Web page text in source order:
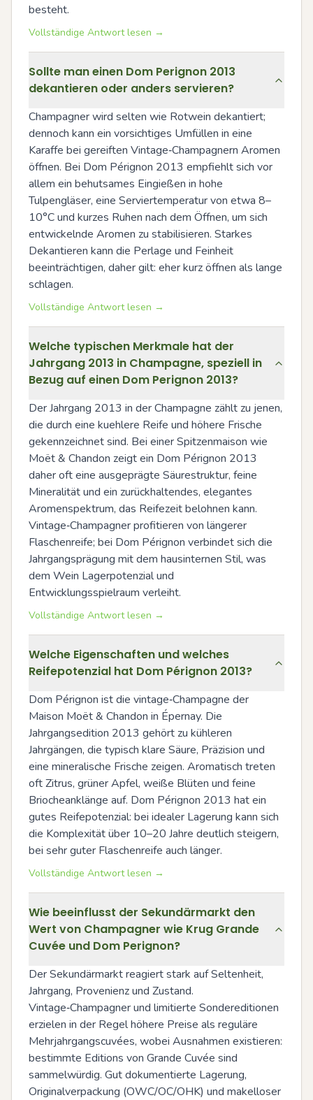
besteht.
Vollständige Antwort lesen →
Sollte man einen Dom Perignon 2013
dekantieren oder anders servieren?
Champagner wird selten wie Rotwein dekantiert;
dennoch kann ein vorsichtiges Umfüllen in eine
Karaffe bei gereiften Vintage‑Champagnern Aromen
öffnen. Bei Dom Pérignon 2013 empfiehlt sich vor
allem ein behutsames Eingießen in hohe
Tulpengläser, eine Serviertemperatur von etwa 8–
10°C und kurzes Ruhen nach dem Öffnen, um sich
entwickelnde Aromen zu stabilisieren. Starkes
Dekantieren kann die Perlage und Feinheit
beeinträchtigen, daher gilt: eher kurz öffnen als lange
schlagen.
Vollständige Antwort lesen →
Welche typischen Merkmale hat der
Jahrgang 2013 in Champagne, speziell in
Bezug auf einen Dom Perignon 2013?
Der Jahrgang 2013 in der Champagne zählt zu jenen,
die durch eine kuehlere Reife und höhere Frische
gekennzeichnet sind. Bei einer Spitzenmaison wie
Moët & Chandon zeigt ein Dom Pérignon 2013
daher oft eine ausgeprägte Säurestruktur, feine
Mineralität und ein zurückhaltendes, elegantes
Aromenspektrum, das Reifezeit belohnen kann.
Vintage‑Champagner profitieren von längerer
Flaschenreife; bei Dom Pérignon verbindet sich die
Jahrgangsprägung mit dem hausinternen Stil, was
dem Wein Lagerpotenzial und
Entwicklungsspielraum verleiht.
Vollständige Antwort lesen →
Welche Eigenschaften und welches
Reifepotenzial hat Dom Pérignon 2013?
Dom Pérignon ist die vintage‑Champagne der
Maison Moët & Chandon in Épernay. Die
Jahrgangsedition 2013 gehört zu kühleren
Jahrgängen, die typisch klare Säure, Präzision und
eine mineralische Frische zeigen. Aromatisch treten
oft Zitrus, grüner Apfel, weiße Blüten und feine
Briocheanklänge auf. Dom Pérignon 2013 hat ein
gutes Reifepotenzial: bei idealer Lagerung kann sich
die Komplexität über 10–20 Jahre deutlich steigern,
bei sehr guter Flaschenreife auch länger.
Vollständige Antwort lesen →
Wie beeinflusst der Sekundärmarkt den
Wert von Champagner wie Krug Grande
Cuvée und Dom Perignon?
Der Sekundärmarkt reagiert stark auf Seltenheit,
Jahrgang, Provenienz und Zustand.
Vintage‑Champagner und limitierte Sondereditionen
erzielen in der Regel höhere Preise als reguläre
Mehrjahrgangscuvées, wobei Ausnahmen existieren:
bestimmte Editions von Grande Cuvée sind
sammelwürdig. Gut dokumentierte Lagerung,
Originalverpackung (OWC/OC/OHK) und makelloser